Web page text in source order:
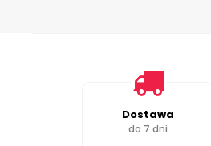
Dostawa
do 7 dni